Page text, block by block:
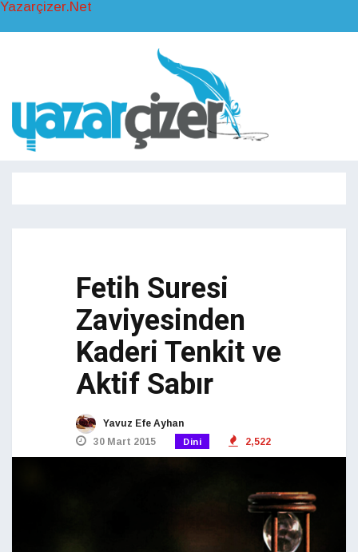
Yazarçizer.Net
Fetih Suresi
Zaviyesinden
Kaderi Tenkit ve
Aktif Sabır
Yavuz Efe Ayhan
30 Mart 2015
Dini 2,522